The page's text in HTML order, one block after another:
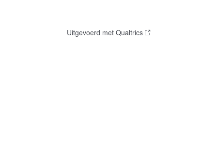
Uitgevoerd met Qualtrics